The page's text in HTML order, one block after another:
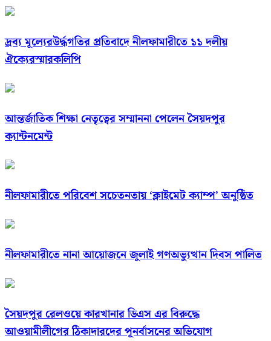
দ্রব্য মূল্যেরউর্দ্ধগতির প্রতিবাদে নীলফামারীতে ১১ দলীয়
ঐক্যেরস্মারকলিপি
আন্তর্জাতিক শিক্ষা নেতৃত্বের সম্মাননা পেলেন সৈয়দপুর
ক্যান্টনমেন্ট
নীলফামারীতে পরিবেশ সচেতনতায় ‘ক্লাইমেট ক্যাম্প’ অনুষ্ঠিত
নীলফামারীতে নানা আয়োজনে জুলাই গণঅভ্যুত্থান দিবস পালিত
সৈয়দপুর রেলওয়ে কারখানার ডিএস এর বিরুদ্ধে
আওয়ামীলীগের ঠিকাদারদের পূনর্বাসনের অভিযোগ